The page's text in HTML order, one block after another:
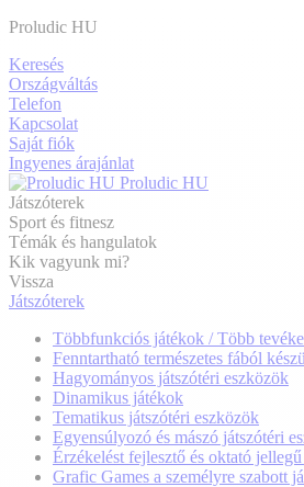
Proludic HU
Keresés
Országváltás
Telefon
Kapcsolat
Saját fiók
Ingyenes árajánlat
Proludic HU
Játszóterek
Sport és fitnesz
Témák és hangulatok
Kik vagyunk mi?
Vissza
Játszóterek
Többfunkciós játékok / Több
Fenntartható természetes fából
Hagyományos játszótéri eszközök
Dinamikus játékok
Tematikus játszótéri eszközök
Egyensúlyozó és mászó játszótéri
Érzékelést fejlesztő és oktató
Grafic Games a személyre szabott